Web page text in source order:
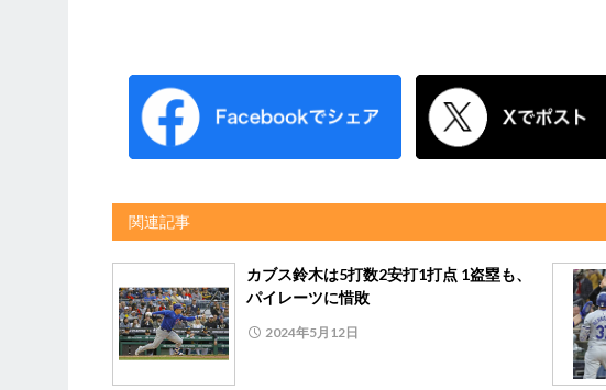
関連記事
カブス鈴木は5打数2安打1打点 1盗塁も、
パイレーツに惜敗
2024年5月12日